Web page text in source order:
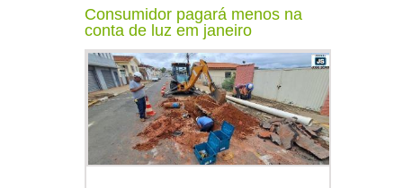
Consumidor pagará menos na
conta de luz em janeiro